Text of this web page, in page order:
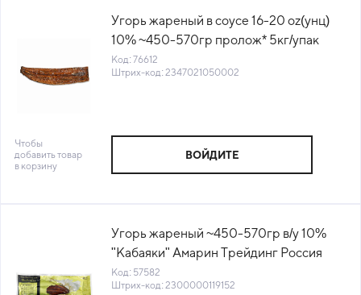
Угорь жареный в соусе 16-20 oz(унц)
10% ~450-570гр пролож* 5кг/упак
Амарин Трейдинг (КОД 76612) (-18°С)
Код: 76612
Штрих-код: 2347021050002
Чтобы
добавить товар
в корзину
ВОЙДИТЕ
Угорь жареный ~450-570гр в/у 10%
"Кабаяки" Амарин Трейдинг Россия
(КОД 57582) (-18°С)
Код: 57582
Штрих-код: 2300000119152